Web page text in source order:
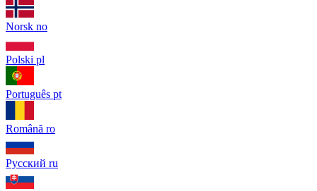
Norsk no
Polski pl
Português pt
Română ro
Русский ru